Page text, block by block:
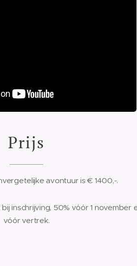
Prijs
avontuur is € 1400,-.
inschrijving, 50% vóór 1
vóór vertrek.